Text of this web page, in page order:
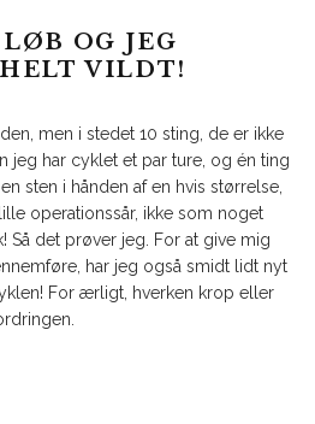
OG JEG
VILDT!
men i stedet 10 sting, de er ikke
jeg har cyklet et par ture, og én ting
sten i hånden af en hvis størrelse,
operationssår, ikke som noget
det prøver jeg. For at give mig
har jeg også smidt lidt nyt
For ærligt, hverken krop eller